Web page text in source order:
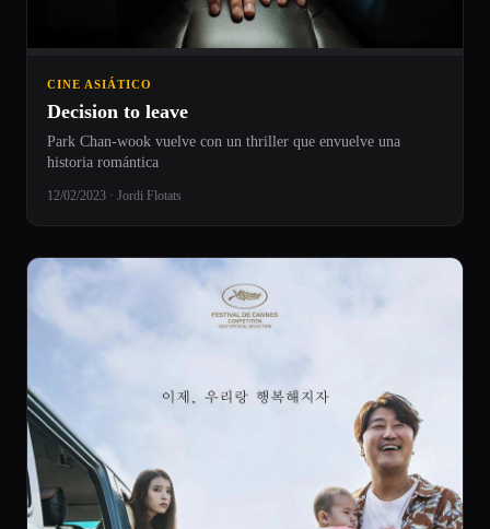
CINE ASIÁTICO
Decision to leave
Park Chan-wook vuelve con un thriller que envuelve una
historia romántica
12/02/2023 · Jordi Flotats